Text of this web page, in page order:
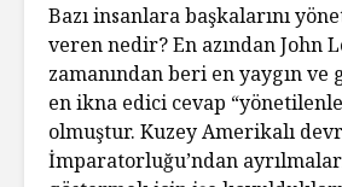
Bazı insanlara başkalarını
veren nedir? En azından John
zamanından beri en yaygın ve
en ikna edici cevap
olmuştur. Kuzey Amerikalı
İmparatorluğu’ndan